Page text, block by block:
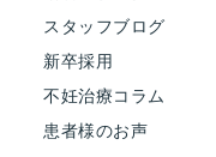
スタッフブログ
新卒採用
不妊治療コラム
患者様のお声